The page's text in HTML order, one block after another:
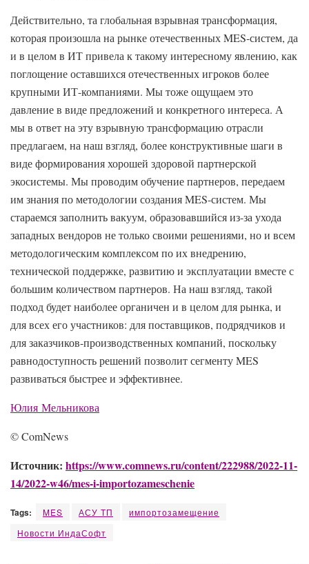
Действительно, та глобальная взрывная трансформация,
которая произошла на рынке отечественных MES-систем, да
и в целом в ИТ привела к такому интересному явлению, как
поглощение оставшихся отечественных игроков более
крупными ИТ-компаниями. Мы тоже ощущаем это
давление в виде предложений и конкретного интереса. А
мы в ответ на эту взрывную трансформацию отрасли
предлагаем, на наш взгляд, более конструктивные шаги в
виде формирования хорошей здоровой партнерской
экосистемы. Мы проводим обучение партнеров, передаем
им знания по методологии создания MES-систем. Мы
стараемся заполнить вакуум, образовавшийся из-за ухода
западных вендоров не только своими решениями, но и всем
методологическим комплексом по их внедрению,
технической поддержке, развитию и эксплуатации вместе с
большим количеством партнеров. На наш взгляд, такой
подход будет наиболее органичен и в целом для рынка, и
для всех его участников: для поставщиков, подрядчиков и
для заказчиков-производственных компаний, поскольку
равнодоступность решений позволит сегменту MES
развиваться быстрее и эффективнее.
Юлия Мель­ни­кова
© ComNews
Источник: https://www.comnews.ru/content/222988/2022-11-
14/2022-w46/mes-i-importozameschenie
Tags: MES АСУ ТП
импортозамещение
Новости ИндаСофт